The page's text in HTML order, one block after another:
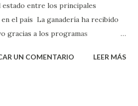
entre los principales
el país La ganadería ha recibido
gracias a los programas
firme y decidido al campo, la
UN COMENTARIO LEER MÁS